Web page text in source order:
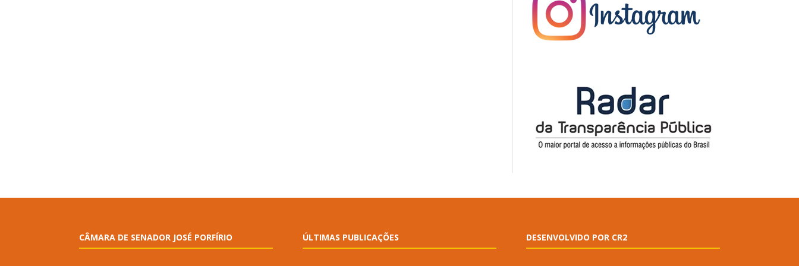
CÂMARA DE SENADOR JOSÉ PORFÍRIO ÚLTIMAS PUBLICAÇÕES DESENVOLVIDO POR CR2